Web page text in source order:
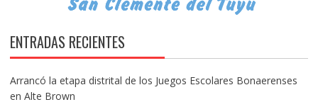
ENTRADAS RECIENTES
Arrancó la etapa distrital de los Juegos Escolares Bonaerenses
en Alte Brown